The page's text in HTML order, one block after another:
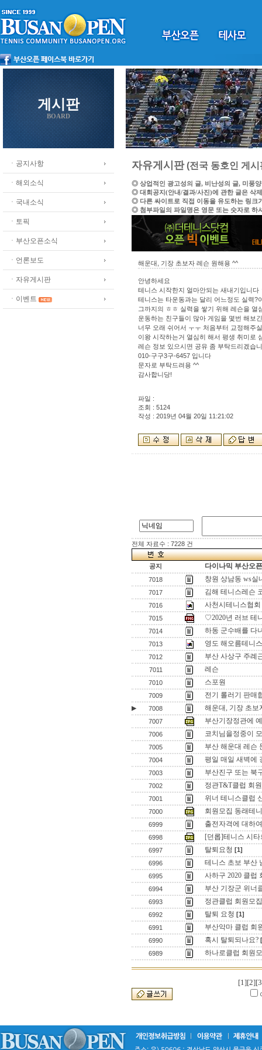
게시판
BOARD
ㆍ공지사항
ㆍ해외소식
ㆍ국내소식
ㆍ토픽
ㆍ부산오픈소식
ㆍ언론보도
ㆍ자유게시판
ㆍ이벤트
자유게시판(전국 동호인 게시
◎ 상업적인 광고성의 글, 비난성의 글, 미풍
◎ 대회공지(안내/결과/사진)에 관한 글은 삭
◎ 다른 싸이트로 직접 이동을 유도하는 링크
◎ 첨부파일의 파일명은 영문 또는 숫자로 하
해운대, 기장 초보자 레슨 원해용 ^^
안녕하세요
테니스 시작한지 얼마안되는 새내기입니다
테니스는 타운동과는 달리 어느정도 실력?
그까지의 ㅎㅎ 실력을 쌓기 위해 레슨을 열
운동하는 친구들이 많아 게임을 몇번 해보
너무 오래 쉬어서 ㅜㅜ 처음부터 교정해주
이왕 시작하는거 열심히 해서 평생 취미로
레슨 정보 있으시면 공유 좀 부탁드리겠습
010-구구3구-6457 입니다
문자로 부탁드려용 ^^
감사합니당!
파일 :
조회 : 5124
작성 : 2019년 04월 20일 11:21:02
전체 자료수 : 7228 건
공지 다이나믹 부산오
7018 창원 상남동 ws실
7017 김해 테니스레슨
7016 사천시테니스협
7015 ♡2020년 러브 테
7014 하동 군수배를 다
7013 영도 해오름테니
7012 부산 사상구 주례
7011 레슨
7010 스포원
7009 전기 롤러기 판매
▶ 7008 해운대, 기장 초보
7007 부산기장정관에
7006 코치님을정중이
7005 부산 해운대 레슨
7004 평일 매일 새벽에
7003 부산진구 또는 북
7002 정관T&T클럽 회
7001 위너 테니스클럽
7000 회원모집 동래테
6999 출전자격에 대하여
6998 [던롭]테니스 시
6997 탈퇴요청 [1]
6996
테니스 초보 부산
6995 사하구 2020 클럽
6994 부산 기장군 위너
6993 정관클럽 회원모
6992 탈퇴 요청 [1]
6991
부산악마 클럽 회
6990 혹시 탈퇴되나요?
6989
하나로클럽 회원
[1][2]